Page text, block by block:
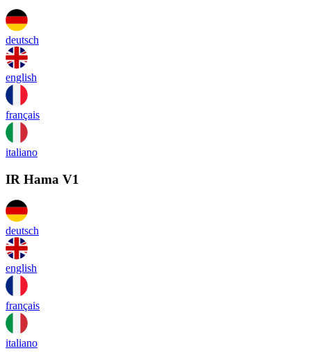
deutsch
english
français
italiano
IR Hama V1
deutsch
english
français
italiano